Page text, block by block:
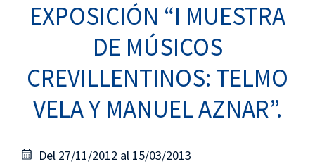
EXPOSICIÓN “I MUESTRA
DE MÚSICOS
CREVILLENTINOS: TELMO
VELA Y MANUEL AZNAR”.
Del 27/11/2012 al 15/03/2013